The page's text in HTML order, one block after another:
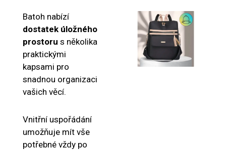
Batoh nabízí
dostatek úložného
prostoru s několika
praktickými
kapsami pro
snadnou organizaci
vašich věcí.
Vnitřní uspořádání
umožňuje mít vše
potřebné vždy po